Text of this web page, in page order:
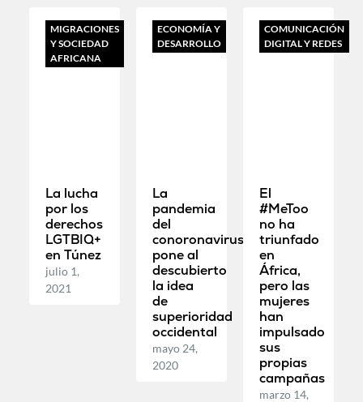
MIGRACIONES
Y SOCIEDAD
AFRICANA
La lucha
por los
derechos
LGTBIQ+
en Túnez
julio 1,
2021
ECONOMÍA Y
DESARROLLO
La
pandemia
del
conoronavirus
pone al
descubierto
la idea
de
superioridad
occidental
mayo 24,
2020
COMUNICACIÓN
DIGITAL Y REDES
El
#MeToo
no ha
triunfado
en
África,
pero las
mujeres
han
impulsado
sus
propias
campañas
marzo 14,